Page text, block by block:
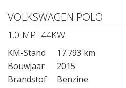
VOLKSWAGEN POLO
1.0 MPI 44KW
KM-Stand
17.793 km
Bouwjaar
2015
Brandstof
Benzine